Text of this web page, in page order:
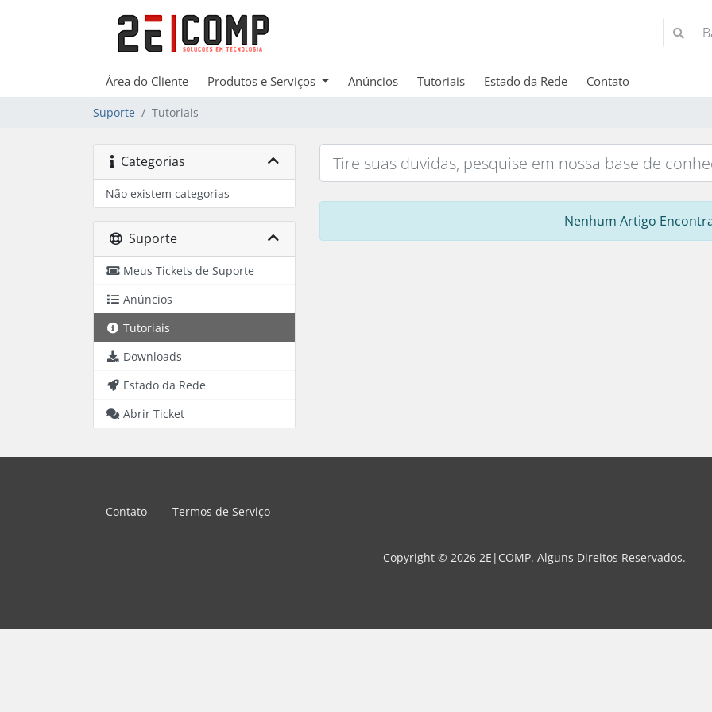
Área do Cliente Produtos e Serviços Anúncios Tutoriais Estado da Rede Contato
Suporte Tutoriais
Categorias
Não existem categorias
Suporte
Meus Tickets de Suporte
Anúncios
Tutoriais
Downloads
Estado da Rede
Abrir Ticket
Nenhum Artigo
Contato Termos de Serviço
Copyright © 2026 2E|COMP. Alguns Direitos Reservados.